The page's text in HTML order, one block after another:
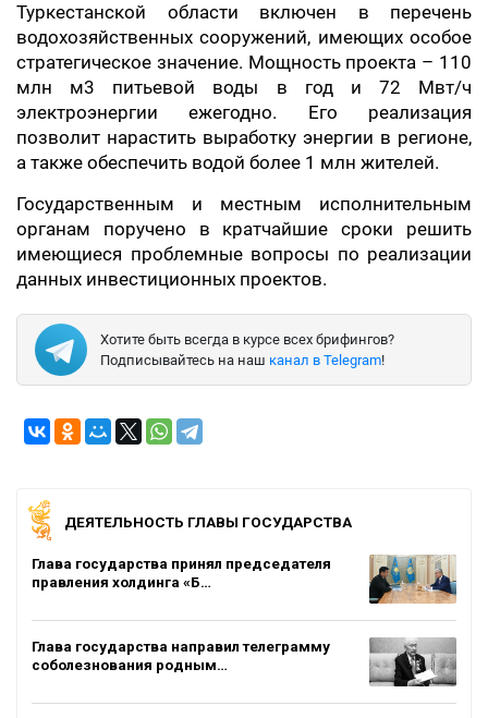
Туркестанской области включен в перечень
водохозяйственных сооружений, имеющих особое
стратегическое значение. Мощность проекта – 110
млн м3 питьевой воды в год и 72 Мвт/ч
электроэнергии ежегодно. Его реализация
позволит нарастить выработку энергии в регионе,
а также обеспечить водой более 1 млн жителей.
Государственным и местным исполнительным
органам поручено в кратчайшие сроки решить
имеющиеся проблемные вопросы по реализации
данных инвестиционных проектов.
Хотите быть всегда в курсе всех брифингов?
Подписывайтесь на наш канал в Telegram!
ДЕЯТЕЛЬНОСТЬ ГЛАВЫ ГОСУДАРСТВА
Глава государства принял председателя
правления холдинга «Б…
Глава государства направил телеграмму
соболезнования родным…